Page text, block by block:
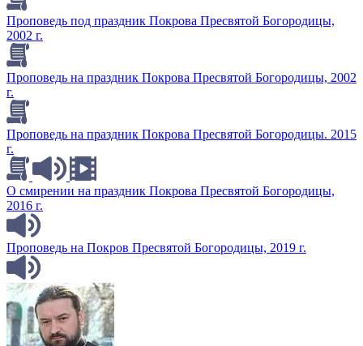
Проповедь под праздник Покрова Пресвятой Богородицы,
2002 г.
Проповедь на праздник Покрова Пресвятой Богородицы, 2002
г.
Проповедь на праздник Покрова Пресвятой Богородицы. 2015
г.
О смирении на праздник Покрова Пресвятой Богородицы,
2016 г.
Проповедь на Покров Пресвятой Богородицы, 2019 г.